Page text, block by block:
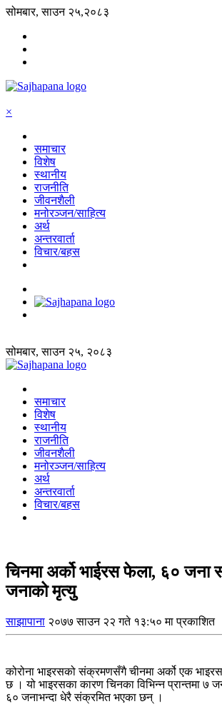
सोमबार, साउन २५,२०८३
×
समाचार
विशेष
स्थानीय
राजनीति
जीवनशैली
मनोरञ्जन/साहित्य
अर्थ
अन्तरवार्ता
विचार/बहस
सोमबार, साउन २५, २०८३
समाचार
विशेष
स्थानीय
राजनीति
जीवनशैली
मनोरञ्जन/साहित्य
अर्थ
अन्तरवार्ता
विचार/बहस
चिनमा अर्को भाईरस फेला, ६० जना
जनाको मृत्यु
साझापाना २०७७ साउन २२ गते १३:५० मा प्रकाशित
कोरोना भाइरसको संक्रमणसँगै चीनमा अर्को एक
छ । यो भाइरसका कारण चिनका विभिन्न प्रान्तमा ७
६० जनाभन्दा धेरै संक्रमित भएका छन् ।